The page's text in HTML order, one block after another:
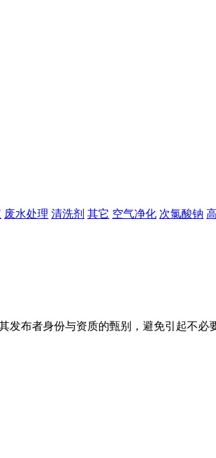
废水处理 清洗剂 其它 空气净化 次氯酸钠
发布者身份与资质的甄别，避免引起不必